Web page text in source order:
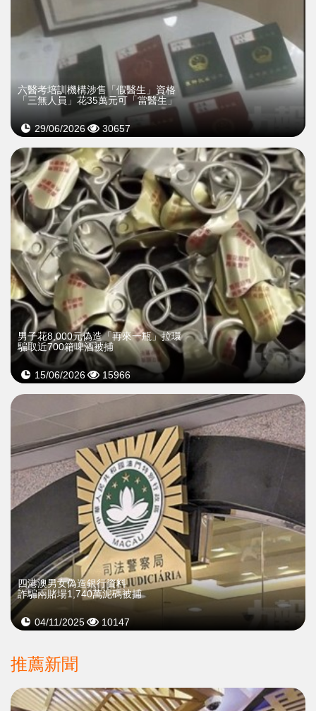
六醫考培訓機構涉售「假醫生」資格
「三無人員」花35萬元可「當醫生」
29/06/2026 30657
男子花8,000元偽造「再來一瓶」拉環
騙取近700箱啤酒被捕
15/06/2026 15966
四港澳男女偽造銀行資料
詐騙兩賭場1,740萬泥碼被捕
04/11/2025 10147
推薦新聞